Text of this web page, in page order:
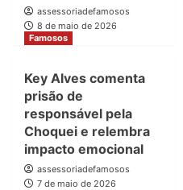
assessoriadefamosos
8 de maio de 2026
Famosos
Key Alves comenta
prisão de
responsável pela
Choquei e relembra
impacto emocional
assessoriadefamosos
7 de maio de 2026